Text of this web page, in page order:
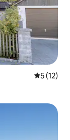
5 (12)